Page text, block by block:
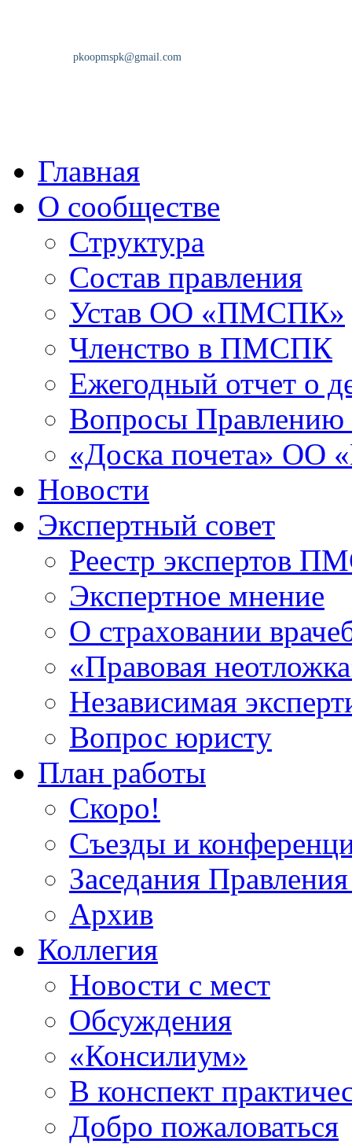
Главная
О сообществе
Структура
Состав правления
Устав ОО «ПМСПК»
Членство в ПМСПК
Ежегодный отчет о
Вопросы
«Доска почета»
Новости
Экспертный совет
Реестр экспертов
Экспертное мнение
О страховании
«Правовая
Независимая
Вопрос юристу
План работы
Скоро!
Съезды и
Заседания
Архив
Коллегия
Новости с мест
Обсуждения
«Консилиум»
В конспект
Добро пожаловаться